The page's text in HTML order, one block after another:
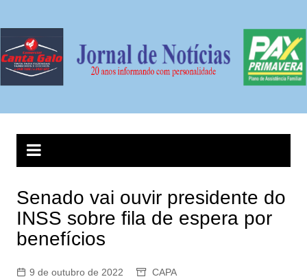
conteúdo
Senado vai ouvir presidente do
INSS sobre fila de espera por
benefícios
9 de outubro de 2022 CAPA